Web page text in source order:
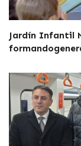
Jardín Infantil